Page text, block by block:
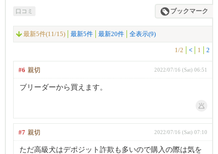
口コミ ブックマーク
最新5件(11/15) 最新5件 最新20件 全表示(9)
1/2 < 1 2
#6 親切 2022/07/16 (Sat) 06:51
ブリーダーから買えます。
#7 親切 2022/07/16 (Sat) 07:10
ただ高級犬はデポジット詐欺も多いので購入の際は気を